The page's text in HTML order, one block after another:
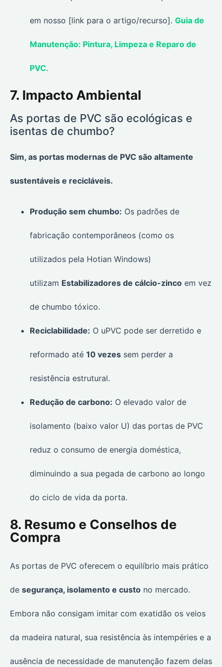
em nosso [link para o artigo/recurso]. Guia de
Manutenção: Pintura, Limpeza e Reparo de
PVC.
7. Impacto Ambiental
As portas de PVC são ecológicas e
isentas de chumbo?
Sim, as portas modernas de PVC são altamente
sustentáveis e recicláveis.
Produção sem chumbo: Os padrões de
fabricação contemporâneos (como os
utilizados pela Hotian Windows)
utilizam Estabilizadores de cálcio-zinco em vez
de chumbo tóxico.
Reciclabilidade: O uPVC pode ser derretido e
reformado até 10 vezes sem perder a
resistência estrutural.
Redução de carbono: O elevado valor de
isolamento (baixo valor U) das portas de PVC
reduz o consumo de energia doméstica,
diminuindo a sua pegada de carbono ao longo
do ciclo de vida da porta.
8. Resumo e Conselhos de
Compra
As portas de PVC oferecem o equilíbrio mais prático
de segurança, isolamento e custo no mercado.
Embora não consigam imitar com exatidão os veios
da madeira natural, sua resistência às intempéries e a
ausência de necessidade de manutenção fazem delas